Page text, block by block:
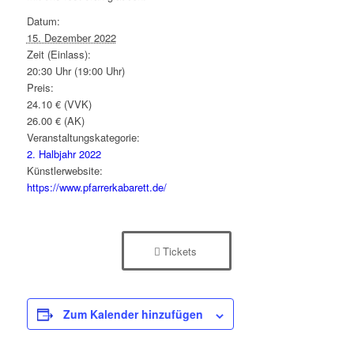
Datum:
15. Dezember 2022
Zeit (Einlass):
20:30 Uhr (19:00 Uhr)
Preis:
24.10 € (VVK)
26.00 € (AK)
Veranstaltungskategorie:
2. Halbjahr 2022
Künstlerwebsite:
https://www.pfarrerkabarett.de/
Tickets
Zum Kalender hinzufügen